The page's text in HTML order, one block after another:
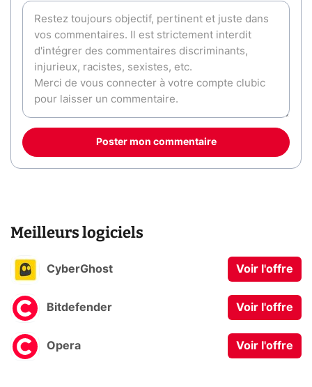
Poster mon commentaire
Meilleurs logiciels
CyberGhost Voir l'offre
Bitdefender Voir l'offre
Opera Voir l'offre